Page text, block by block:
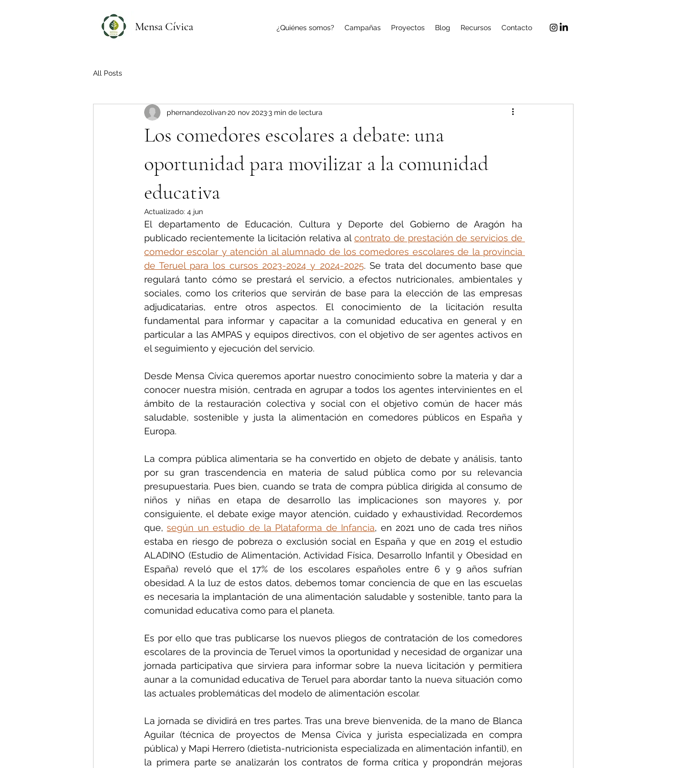
Mensa Cívica ¿Quiénes somos? Campañas Proyectos Blog Recursos Contacto
All Posts
Los comedores escolares a debate: una
oportunidad para movilizar a la comunidad
educativa
phernandezolivan20 nov 20233 min de lectura
Actualizado: 4 jun
El departamento de Educación, Cultura y Deporte del Gobierno de Aragón ha
publicado recientemente la licitación relativa al contrato de prestación de servicios de
comedor escolar y atención al alumnado de los comedores escolares de la provincia
de Teruel para los cursos 2023-2024 y 2024-2025. Se trata del documento base que
regulará tanto cómo se prestará el servicio, a efectos nutricionales, ambientales y
sociales, como los criterios que servirán de base para la elección de las empresas
adjudicatarias, entre otros aspectos. El conocimiento de la licitación resulta
fundamental para informar y capacitar a la comunidad educativa en general y en
particular a las AMPAS y equipos directivos, con el objetivo de ser agentes activos en
el seguimiento y ejecución del servicio.
Desde Mensa Cívica queremos aportar nuestro conocimiento sobre la materia y dar a
conocer nuestra misión, centrada en agrupar a todos los agentes intervinientes en el
ámbito de la restauración colectiva y social con el objetivo común de hacer más
saludable, sostenible y justa la alimentación en comedores públicos en España y
Europa.
La compra pública alimentaria se ha convertido en objeto de debate y análisis, tanto
por su gran trascendencia en materia de salud pública como por su relevancia
presupuestaria. Pues bien, cuando se trata de compra pública dirigida al consumo de
niños y niñas en etapa de desarrollo las implicaciones son mayores y, por
consiguiente, el debate exige mayor atención, cuidado y exhaustividad. Recordemos
que, según un estudio de la Plataforma de Infancia, en 2021 uno de cada tres niños
estaba en riesgo de pobreza o exclusión social en España y que en 2019 el estudio
ALADINO (Estudio de Alimentación, Actividad Física, Desarrollo Infantil y Obesidad en
España) reveló que el 17% de los escolares españoles entre 6 y 9 años sufrían
obesidad. A la luz de estos datos, debemos tomar conciencia de que en las escuelas
es necesaria la implantación de una alimentación saludable y sostenible, tanto para la
comunidad educativa como para el planeta.
Es por ello que tras publicarse los nuevos pliegos de contratación de los comedores
escolares de la provincia de Teruel vimos la oportunidad y necesidad de organizar una
jornada participativa que sirviera para informar sobre la nueva licitación y permitiera
aunar a la comunidad educativa de Teruel para abordar tanto la nueva situación como
las actuales problemáticas del modelo de alimentación escolar.
La jornada se dividirá en tres partes. Tras una breve bienvenida, de la mano de Blanca
Aguilar (técnica de proyectos de Mensa Cívica y jurista especializada en compra
pública) y Mapi Herrero (dietista-nutricionista especializada en alimentación infantil), en
la primera parte se analizarán los contratos de forma crítica y propondrán mejoras